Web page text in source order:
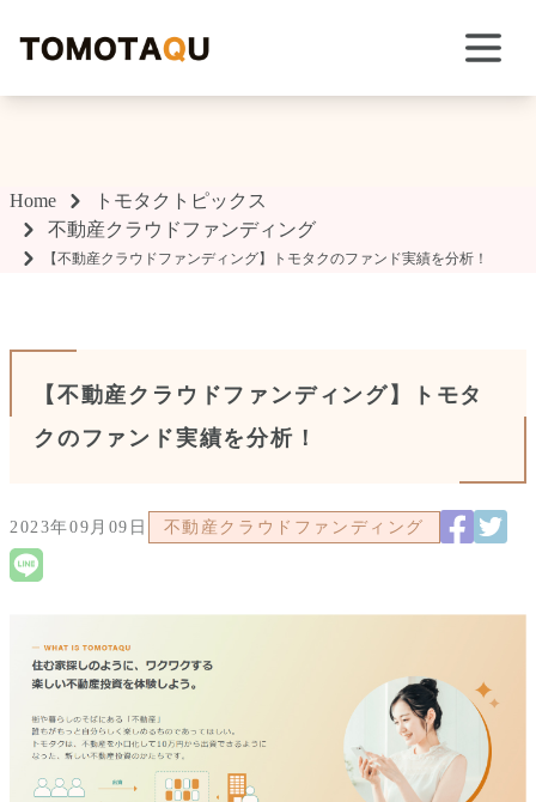
Home
トモタクトピックス
不動産クラウドファンディング
【不動産クラウドファンディング】トモタクのファンド実績を分析！
【不動産クラウドファンディング】トモタ
クのファンド実績を分析！
2023年09月09日 不動産クラウドファンディング